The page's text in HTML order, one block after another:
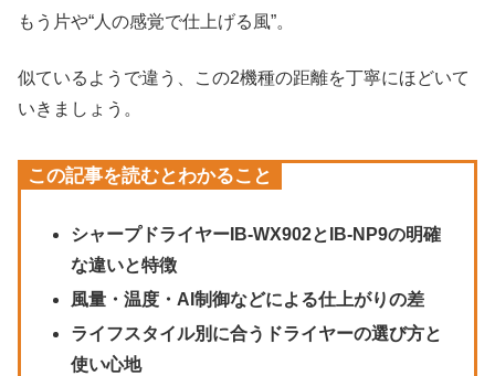
もう片や“人の感覚で仕上げる風”。
似ているようで違う、この2機種の距離を丁寧にほどいて
いきましょう。
この記事を読むとわかること
シャープドライヤーIB-WX902とIB-NP9の明確
な違いと特徴
風量・温度・AI制御などによる仕上がりの差
ライフスタイル別に合うドライヤーの選び方と
使い心地